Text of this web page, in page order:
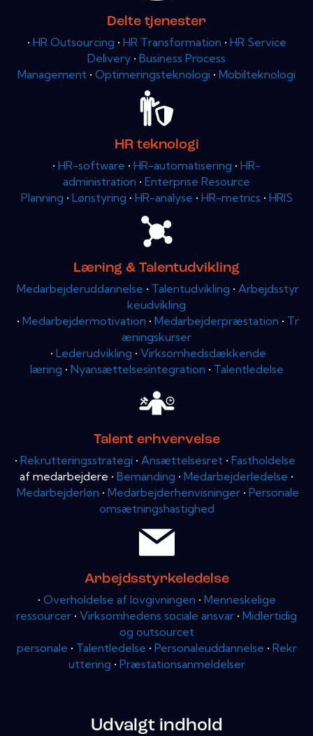
Delte tjenester
• HR Outsourcing • HR Transformation • HR Service
Delivery • Business Process
Management • Optimeringsteknologi • Mobilteknologi
HR teknologi
• HR-software • HR-automatisering • HR-
administration • Enterprise Resource
Planning • Lønstyring • HR-analyse • HR-metrics • HRIS
Læring & Talentudvikling
Medarbejderuddannelse • Talentudvikling • Arbejdsstyr
keudvikling
• Medarbejdermotivation • Medarbejderpræstation • Tr
æningskurser
• Lederudvikling • Virksomhedsdækkende
læring • Nyansættelsesintegration • Talentledelse
Talent erhvervelse
• Rekrutteringsstrategi • Ansættelsesret • Fastholdelse
af medarbejdere • Bemanding • Medarbejderledelse •
Medarbejderløn • Medarbejderhenvisninger • Personale
omsætningshastighed
Arbejdsstyrkeledelse
• Overholdelse af lovgivningen • Menneskelige
ressourcer • Virksomhedens sociale ansvar • Midlertidig
og outsourcet
personale • Talentledelse • Personaleuddannelse • Rekr
uttering • Præstationsanmeldelser
Udvalgt indhold